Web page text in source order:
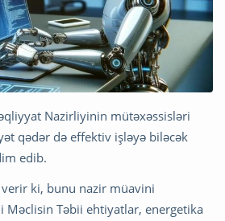
Nazirliyinin mütəxəssisləri
qədər də effektiv işləyə biləcək
edib.
ki, bunu nazir müavini
Məclisin Təbii ehtiyatlar, energetika